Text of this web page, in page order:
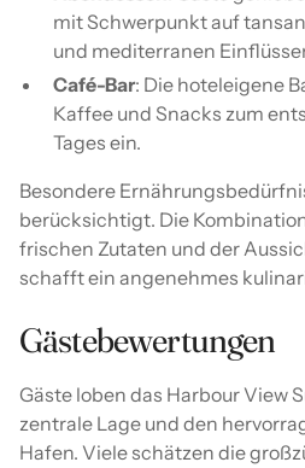
mit Schwerpunkt auf
und mediterranen
Café-Bar: Die hoteleigene
Kaffee und Snacks zum
Tages ein.
Besondere
berücksichtigt. Die
frischen Zutaten und der
schafft ein angenehmes
Gästebewertungen
Gäste loben das Harbour View
zentrale Lage und den
Hafen. Viele schätzen die